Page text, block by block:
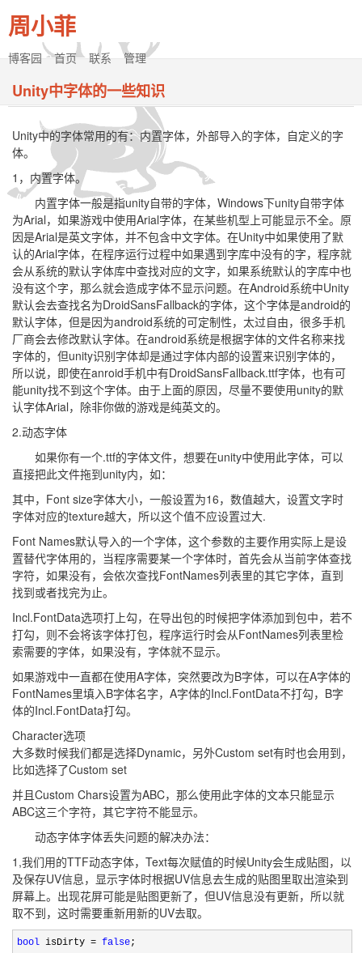
周小菲
博客园 首页 联系 管理
Unity中字体的一些知识
Unity中的字体常用的有：内置字体，外部导入的字体，自定义的字
体。
1，内置字体。
内置字体一般是指unity自带的字体，Windows下unity自带字体
为Arial，如果游戏中使用Arial字体，在某些机型上可能显示不全。原
因是Arial是英文字体，并不包含中文字体。在Unity中如果使用了默
认的Arial字体，在程序运行过程中如果遇到字库中没有的字，程序就
会从系统的默认字体库中查找对应的文字，如果系统默认的字库中也
没有这个字，那么就会造成字体不显示问题。在Android系统中Unity
默认会去查找名为DroidSansFallback的字体，这个字体是android的
默认字体，但是因为android系统的可定制性，太过自由，很多手机
厂商会去修改默认字体。在android系统是根据字体的文件名称来找
字体的，但unity识别字体却是通过字体内部的设置来识别字体的，
所以说，即使在anroid手机中有DroidSansFallback.ttf字体，也有可
能unity找不到这个字体。由于上面的原因，尽量不要使用unity的默
认字体Arial，除非你做的游戏是纯英文的。
2.动态字体
如果你有一个.ttf的字体文件，想要在unity中使用此字体，可以
直接把此文件拖到unity内，如：
其中，Font size字体大小，一般设置为16，数值越大，设置文字时
字体对应的texture越大，所以这个值不应设置过大.
Font Names默认导入的一个字体，这个参数的主要作用实际上是设
置替代字体用的，当程序需要某一个字体时，首先会从当前字体查找
字符，如果没有，会依次查找FontNames列表里的其它字体，直到
找到或者找完为止。
Incl.FontData选项打上勾，在导出包的时候把字体添加到包中，若不
打勾，则不会将该字体打包，程序运行时会从FontNames列表里检
索需要的字体，如果没有，字体就不显示。
如果游戏中一直都在使用A字体，突然要改为B字体，可以在A字体的
FontNames里填入B字体名字，A字体的Incl.FontData不打勾，B字
体的Incl.FontData打勾。
Character选项
大多数时候我们都是选择Dynamic，另外Custom set有时也会用到，
比如选择了Custom set
并且Custom Chars设置为ABC，那么使用此字体的文本只能显示
ABC这三个字符，其它字符不能显示。
动态字体字体丢失问题的解决办法：
1,我们用的TTF动态字体，Text每次赋值的时候Unity会生成贴图，以
及保存UV信息，显示字体时根据UV信息去生成的贴图里取出渲染到
屏幕上。出现花屏可能是贴图更新了，但UV信息没有更新，所以就
取不到，这时需要重新用新的UV去取。
bool isDirty = false;